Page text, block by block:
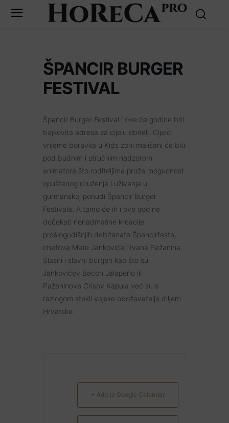
ŠPANCIR BURGER
FESTIVAL
Špancir Burger Festival i ove će godine biti
bajkovita adresa za cijelu obitelj. Cijelo
vrijeme boravka u Kids zoni mališani će biti
pod budnim i stručnim nadzorom
animatora što roditeljima pruža mogućnost
opuštenog druženja i uživanja u
gurmanskoj ponudi Špancir Burger
Festivala. A tamo će ih i ove godine
dočekati nenadmašne kreacije
prošlogodišnjih debitanata Špancirfesta,
chefova Mate Jankovića i Ivana Pažanina.
Slasni i slavni burgeri kao što su
Jankovićev Bacon Jalapeño ili
Pažaninova Crispy Kapula već su s
razlogom stekli vojske obožavatelja diljem
Hrvatske.
+ Add to Google Calendar